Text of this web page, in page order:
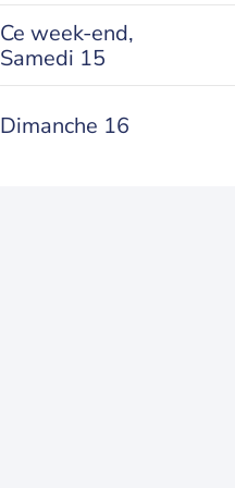
Ce week-end,
Samedi 15
Dimanche 16